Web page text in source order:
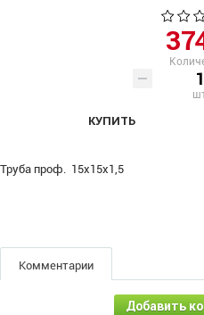
КУПИТЬ
Труба проф. 15х15х1,5
Комментарии
Добавить